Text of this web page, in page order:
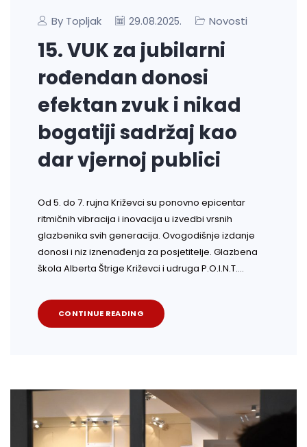
By Topljak 29.08.2025. Novosti
15. VUK za jubilarni
rođendan donosi
efektan zvuk i nikad
bogatiji sadržaj kao
dar vjernoj publici
Od 5. do 7. rujna Križevci su ponovno epicentar
ritmičnih vibracija i inovacija u izvedbi vrsnih
glazbenika svih generacija. Ovogodišnje izdanje
donosi i niz iznenađenja za posjetitelje. Glazbena
škola Alberta Štrige Križevci i udruga P.O.I.N.T.…
CONTINUE READING